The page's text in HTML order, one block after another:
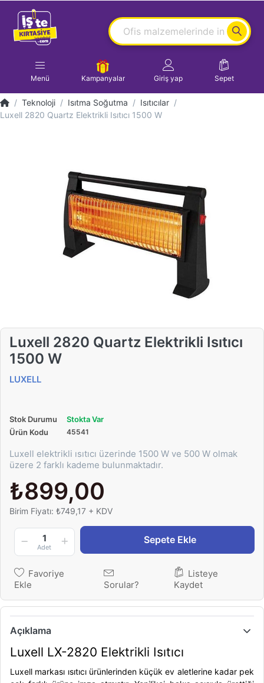
Menü Kampanyalar Giriş yap Sepet
Teknoloji Isıtma Soğutma
Isıtıcılar
Luxell 2820 Quartz Elektrikli Isıtıcı 1500 W
Luxell 2820 Quartz Elektrikli Isıtıcı
1500 W
LUXELL
Stok Durumu
Stokta Var
Ürün Kodu
45541
Luxell elektrikli ısıtıcı üzerinde 1500 W ve 500 W olmak
üzere 2 farklı kademe bulunmaktadır.
₺899,00
Birim Fiyatı: ₺749,17 + KDV
1
Adet
Sepete Ekle
Favoriye
Ekle
Sorular?
Listeye
Kaydet
Açıklama
Luxell LX-2820 Elektrikli Isıtıcı
Luxell markası ısıtıcı ürünlerinden küçük ev aletlerine kadar pek